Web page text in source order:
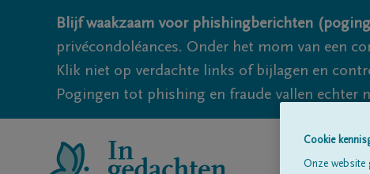
Blijf waakzaam voor phishingberichten
privécondoléances. Onder het mom van een
Klik niet op verdachte links of bijlagen en
Pogingen tot phishing en fraude vallen
Cookie
Onze website